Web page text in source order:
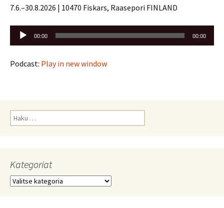
7.6.–30.8.2026 | 10470 Fiskars, Raasepori FINLAND
Äänitoistin
00:00 00:00
Podcast: Play in new window
Haku:
Kategoriat
Kategoriat